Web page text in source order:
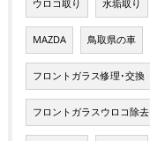
ウロコ取り 水垢取り
MAZDA 鳥取県の車
フロントガラス修理･交換
フロントガラスウロコ除去